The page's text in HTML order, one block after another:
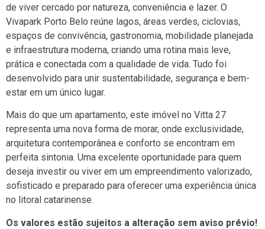
de viver cercado por natureza, conveniência e lazer. O
Vivapark Porto Belo reúne lagos, áreas verdes, ciclovias,
espaços de convivência, gastronomia, mobilidade planejada
e infraestrutura moderna, criando uma rotina mais leve,
prática e conectada com a qualidade de vida. Tudo foi
desenvolvido para unir sustentabilidade, segurança e bem-
estar em um único lugar.
Mais do que um apartamento, este imóvel no Vitta 27
representa uma nova forma de morar, onde exclusividade,
arquitetura contemporânea e conforto se encontram em
perfeita sintonia. Uma excelente oportunidade para quem
deseja investir ou viver em um empreendimento valorizado,
sofisticado e preparado para oferecer uma experiência única
no litoral catarinense.
Os valores estão sujeitos a alteração sem aviso prévio!